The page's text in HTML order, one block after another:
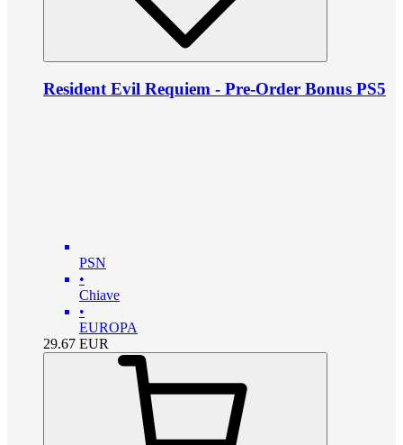
Resident Evil Requiem - Pre-Order Bonus PS5
PSN
•
Chiave
•
EUROPA
29.67 EUR